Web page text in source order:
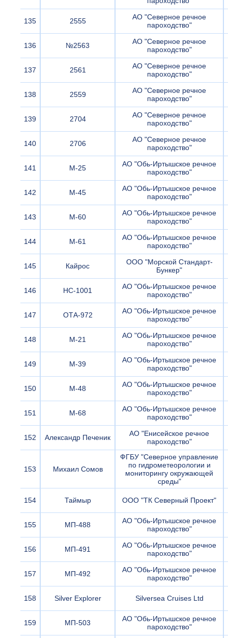
135 2555
АО "Северное речное
пароходство"
136 №2563
АО "Северное речное
пароходство"
137 2561
АО "Северное речное
пароходство"
138 2559
АО "Северное речное
пароходство"
139 2704
АО "Северное речное
пароходство"
140 2706
АО "Северное речное
пароходство"
141 М-25
АО "Обь-Иртышское речное
пароходство"
142 М-45
АО "Обь-Иртышское речное
пароходство"
143 М-60
АО "Обь-Иртышское речное
пароходство"
144 М-61
АО "Обь-Иртышское речное
пароходство"
145 Кайрос
ООО "Морской Стандарт-
Бункер"
146 НС-1001
АО "Обь-Иртышское речное
пароходство"
147 ОТА-972
АО "Обь-Иртышское речное
пароходство"
148 М-21
АО "Обь-Иртышское речное
пароходство"
149 М-39
АО "Обь-Иртышское речное
пароходство"
150 М-48
АО "Обь-Иртышское речное
пароходство"
151 М-68
АО "Обь-Иртышское речное
пароходство"
152 Александр Печеник
АО "Енисейское речное
пароходство"
153 Михаил Сомов
ФГБУ "Северное управление
по гидрометеорологии и
мониторингу окружающей
среды"
154 Таймыр ООО "ТК Северный Проект"
155 МП-488
АО "Обь-Иртышское речное
пароходство"
156 МП-491
АО "Обь-Иртышское речное
пароходство"
157 МП-492
АО "Обь-Иртышское речное
пароходство"
158 Silver Explorer Silversea Cruises Ltd
159 МП-503
АО "Обь-Иртышское речное
пароходство"